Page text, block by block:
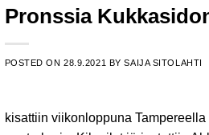
Pronssia
POSTED ON28.9.2021 BYSAIJA SITOLAHTI
kisattiin viikonloppuna